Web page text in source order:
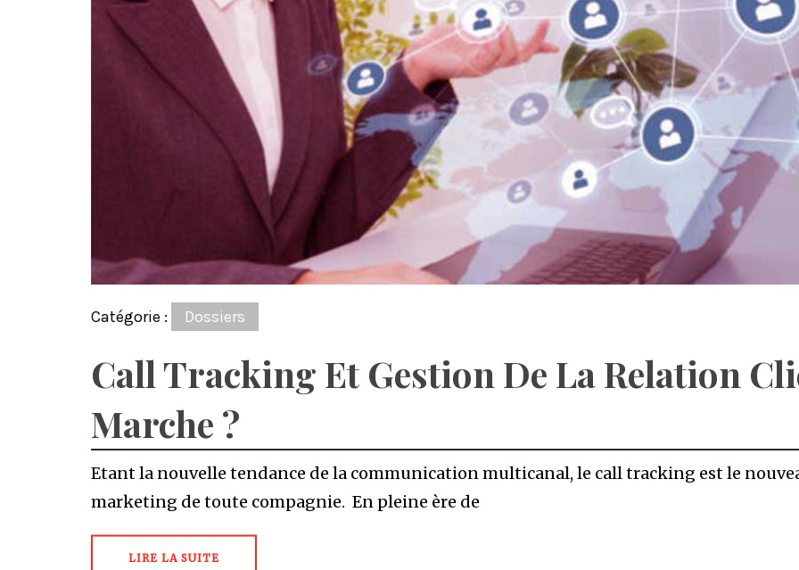
Catégorie : Dossiers
Call Tracking Et Gestion De La Relation
Marche ?
Etant la nouvelle tendance de la communication multicanal, le call tracking est le
marketing de toute compagnie. En pleine ère de
LIRE LA SUITE